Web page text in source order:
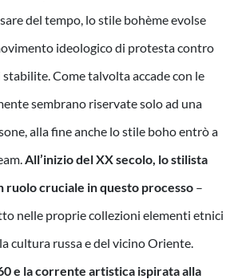
del tempo, lo stile bohème evolse
ideologico di protesta contro
Come talvolta accade con le
sembrano riservate solo ad una
alla fine anche lo stile boho entrò a
All’inizio del XX secolo, lo stilista
ruolo cruciale in questo processo –
nelle proprie collezioni elementi etnici
cultura russa e del vicino Oriente.
e la corrente artistica ispirata alla